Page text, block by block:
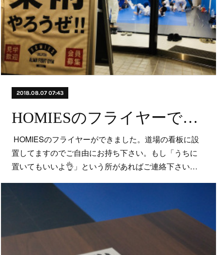
2018.08.07 07:43
HOMIESのフライヤーできました❗
HOMIESのフライヤーができました。道場の看板に設
置してますのでご自由にお持ち下さい。もし「うちに
置いてもいいよ👌」という所があればご連絡下さい…